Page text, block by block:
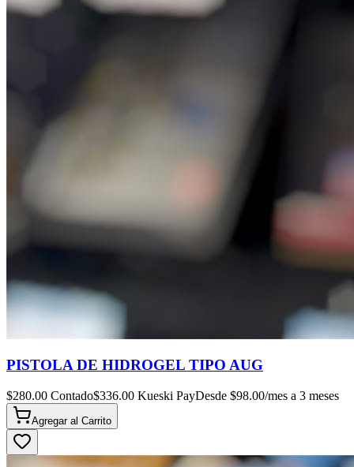
PISTOLA DE HIDROGEL TIPO AUG
$280.00 Contado$336.00 Kueski PayDesde $98.00/mes a 3 meses
Agregar al Carrito